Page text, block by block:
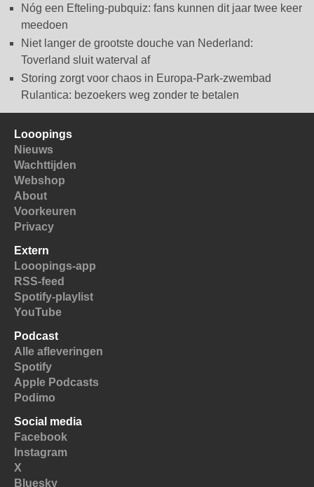
Nóg een Efteling-pubquiz: fans kunnen dit jaar twee keer
meedoen
Niet langer de grootste douche van Nederland:
Toverland sluit waterval af
Storing zorgt voor chaos in Europa-Park-zwembad
Rulantica: bezoekers weg zonder te betalen
Looopings
Nieuws
Wachttijden
Webshop
About
Voorkeuren
Privacy
Extern
Looopings-app
RSS-feed
Spotify-playlist
YouTube
Podcast
Alle afleveringen
Spotify
Apple Podcasts
Podimo
Social media
Facebook
Instagram
X
Bluesky